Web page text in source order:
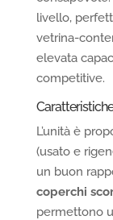
livello,
vetrina-
elevata
competitive.
L’unità è
(usato e
un buon
coperchi
permettono